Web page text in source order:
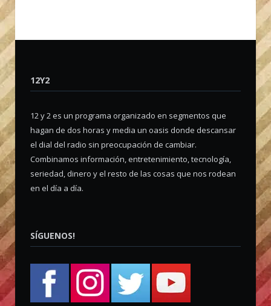
12Y2
12 y 2 es un programa organizado en segmentos que
hagan de dos horas y media un oasis donde descansar
el dial del radio sin preocupación de cambiar.
Combinamos información, entretenimiento, tecnología,
seriedad, dinero y el resto de las cosas que nos rodean
en el día a día.
SÍGUENOS!